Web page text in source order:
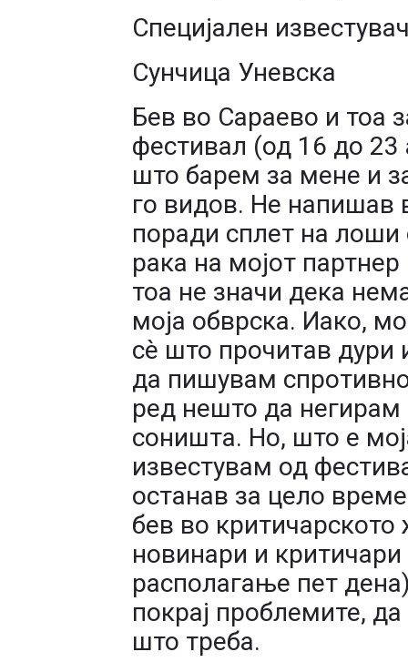
Специјален
Сунчица Уневска
Бев во Сараево и тоа
фестивал (од 16 до 23
што барем за мене и
го видов. Не напишав
поради сплет на
рака на мојот
тоа не значи дека
моја обврска. Иако,
сè што прочитав дури
да пишувам
ред нешто да
соништа. Но, што е
известувам од
останав за цело
бев во
новинари и
располагање пет
покрај проблемите,
што треба.